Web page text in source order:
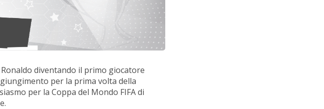
diventando il primo giocatore
per la prima volta della
per la Coppa del Mondo FIFA di